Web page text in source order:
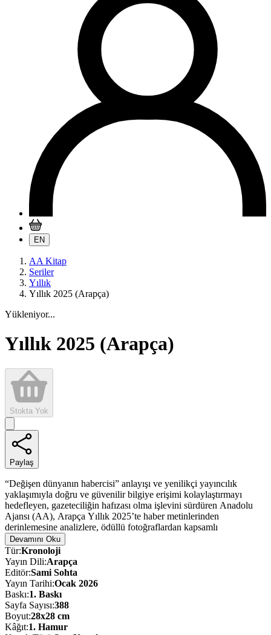
EN
AA Kitap
Seriler
Yıllık
Yıllık 2025 (Arapça)
Yükleniyor...
Yıllık 2025 (Arapça)
Stokta Yok
Paylaş
“Değişen dünyanın habercisi” anlayışı ve yenilikçi yayıncılık
yaklaşımıyla doğru ve güvenilir bilgiye erişimi kolaylaştırmayı
hedefleyen, gazeteciliğin hafızası olma işlevini sürdüren Anadolu
Ajansı (AA), Arapça Yıllık 2025’te haber metinlerinden
derinlemesine analizlere, ödüllü fotoğraflardan kapsamlı
infografiklere kadar 2025’e dair zengin bir içeriği bir araya getiriyor.
Geçmiş yılı geleceğe taşıyan önemli bir belge niteliği taşıyan Arapça
Yıllık 2025, dijital çağın gerekliliklerini göz önünde bulundurarak
QR kod entegrasyonu ile okurlara daha hızlı ve kapsamlı erişim
imkânı sunuyor.
2025 yılı, dünya tarihine damga vuran olaylarla hatırlanacak. Bu
yılın en acı veren gündemlerinden biri, Netanyahu hükûmetinin
Gazze’de yürüttüğü soykırım olmaya devam etti. AA, bu soykırımın
Devamını Oku
Tür:Kronoloji
Yayın Dili:Arapça
Editör:Sami Sohta
Yayın Tarihi:Ocak 2026
Baskı:1. Baskı
Sayfa Sayısı:388
Boyut:28x28 cm
Kâğıt:1. Hamur